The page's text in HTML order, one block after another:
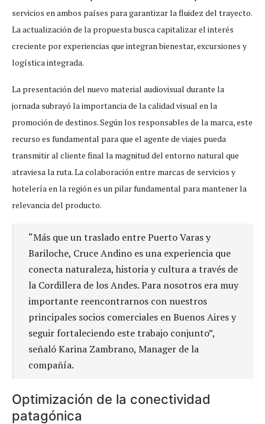
servicios en ambos países para garantizar la fluidez del trayecto.
La actualización de la propuesta busca capitalizar el interés
creciente por experiencias que integran bienestar, excursiones y
logística integrada.
La presentación del nuevo material audiovisual durante la
jornada subrayó la importancia de la calidad visual en la
promoción de destinos. Según los responsables de la marca, este
recurso es fundamental para que el agente de viajes pueda
transmitir al cliente final la magnitud del entorno natural que
atraviesa la ruta. La colaboración entre marcas de servicios y
hotelería en la región es un pilar fundamental para mantener la
relevancia del producto.
“Más que un traslado entre Puerto Varas y
Bariloche, Cruce Andino es una experiencia que
conecta naturaleza, historia y cultura a través de
la Cordillera de los Andes. Para nosotros era muy
importante reencontrarnos con nuestros
principales socios comerciales en Buenos Aires y
seguir fortaleciendo este trabajo conjunto”,
señaló Karina Zambrano, Manager de la
compañía.
Optimización de la conectividad
patagónica